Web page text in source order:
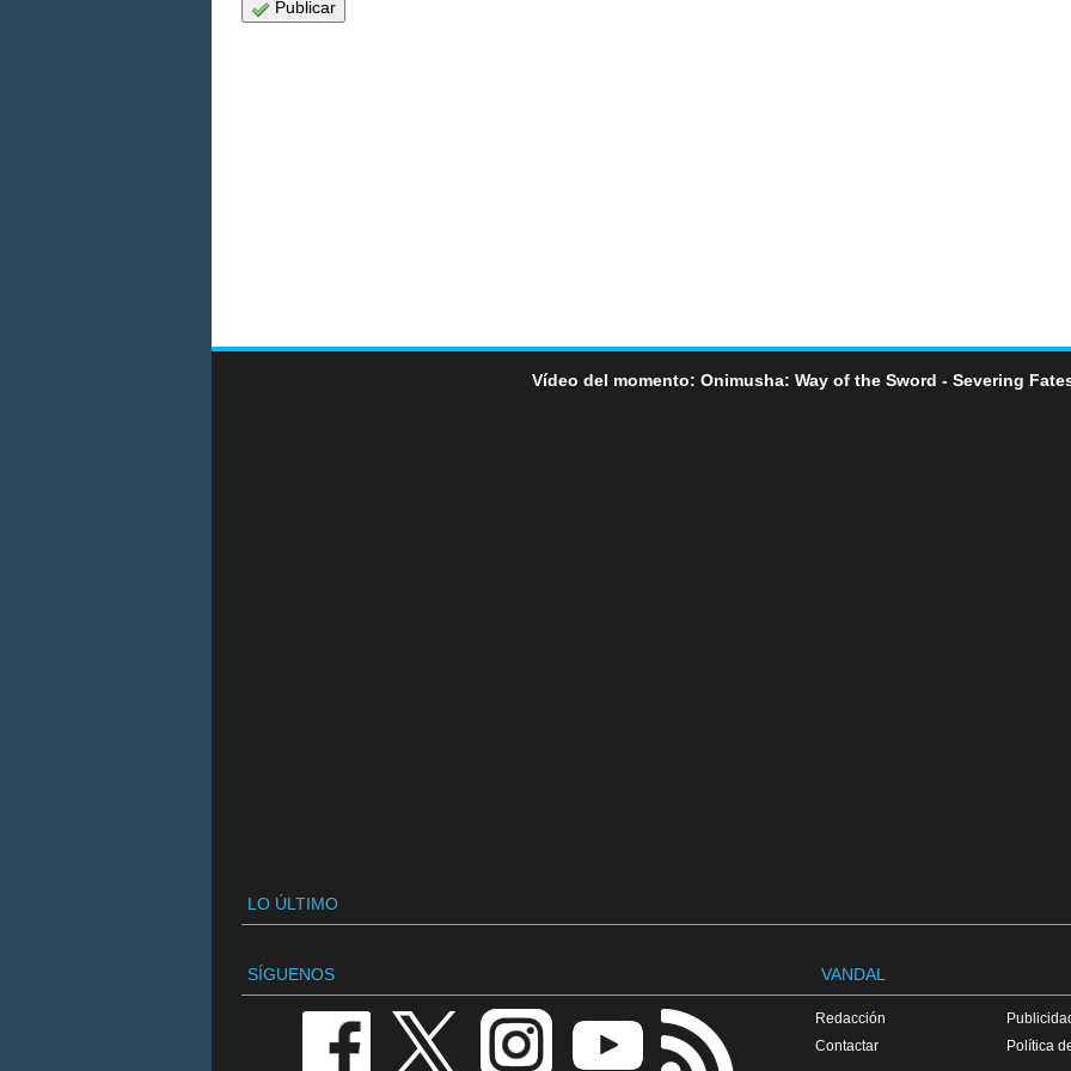
Publicar
Vídeo del momento: Onimusha: Way of the Sword - Severing
LO ÚLTIMO
SÍGUENOS VANDAL
Redacción
Contactar
Política